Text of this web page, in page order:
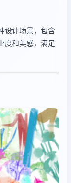
设计场景，包含
度和美感，满足